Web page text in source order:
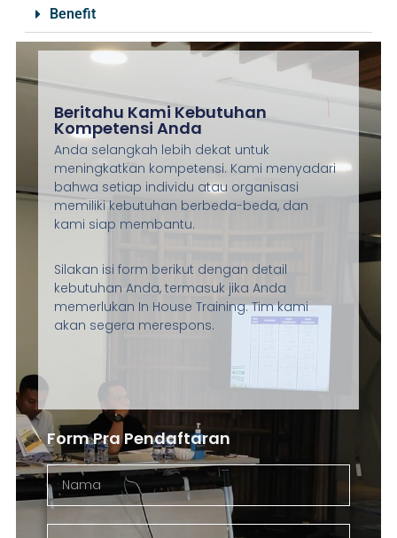
Benefit
Beritahu Kami Kebutuhan
Kompetensi Anda
Anda selangkah lebih dekat untuk
meningkatkan kompetensi. Kami menyadari
bahwa setiap individu atau organisasi
memiliki kebutuhan berbeda-beda, dan
kami siap membantu.
Silakan isi form berikut dengan detail
kebutuhan Anda, termasuk jika Anda
memerlukan In House Training. Tim kami
akan segera merespons.
Form Pra Pendaftaran